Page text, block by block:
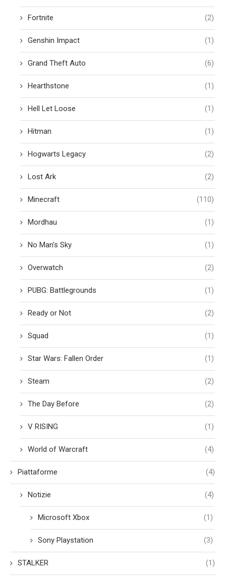
Fortnite (2)
Genshin Impact (1)
Grand Theft Auto (6)
Hearthstone (1)
Hell Let Loose (1)
Hitman (1)
Hogwarts Legacy (2)
Lost Ark (2)
Minecraft (110)
Mordhau (1)
No Man's Sky (1)
Overwatch (2)
PUBG: Battlegrounds (1)
Ready or Not (2)
Squad (1)
Star Wars: Fallen Order (1)
Steam (2)
The Day Before (2)
V RISING (1)
World of Warcraft (4)
Piattaforme (4)
Notizie (4)
Microsoft Xbox (1)
Sony Playstation (3)
STALKER (1)